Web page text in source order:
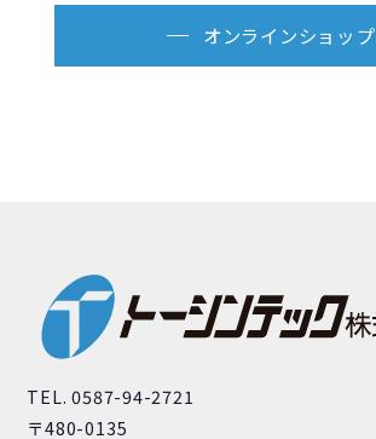
オンラインショップ
TEL. 0587-94-2721
〒480-0135